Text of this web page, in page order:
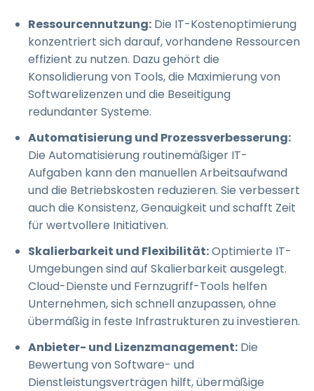
Ressourcennutzung: Die IT-Kostenoptimierung
konzentriert sich darauf, vorhandene Ressourcen
effizient zu nutzen. Dazu gehört die
Konsolidierung von Tools, die Maximierung von
Softwarelizenzen und die Beseitigung
redundanter Systeme.
Automatisierung und Prozessverbesserung:
Die Automatisierung routinemäßiger IT-
Aufgaben kann den manuellen Arbeitsaufwand
und die Betriebskosten reduzieren. Sie verbessert
auch die Konsistenz, Genauigkeit und schafft Zeit
für wertvollere Initiativen.
Skalierbarkeit und Flexibilität:Optimierte IT-
Umgebungen sind auf Skalierbarkeit ausgelegt.
Cloud-Dienste und Fernzugriff-Tools helfen
Unternehmen, sich schnell anzupassen, ohne
übermäßig in feste Infrastrukturen zu investieren.
Anbieter- und Lizenzmanagement: Die
Bewertung von Software- und
Dienstleistungsverträgen hilft, übermäßige